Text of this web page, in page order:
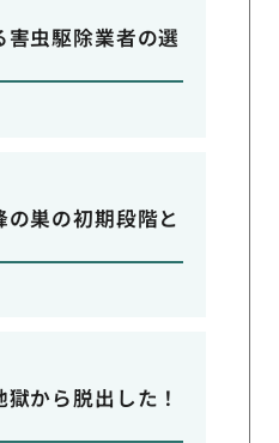
虫駆除業者の選
巣の初期段階と
から脱出した！